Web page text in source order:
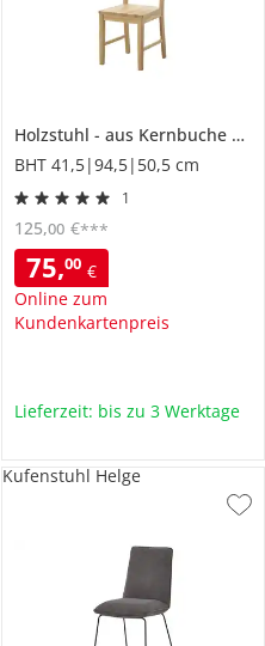
LeonHolzstuhl
aus Kernbuche massiv
BHT 41,5|94,5|50,5 cm
1
75,00 €
Online zum
Kundenkartenpreis
125,00 €***
Lieferzeit: bis zu 3 Werktage
Kufenstuhl Helge